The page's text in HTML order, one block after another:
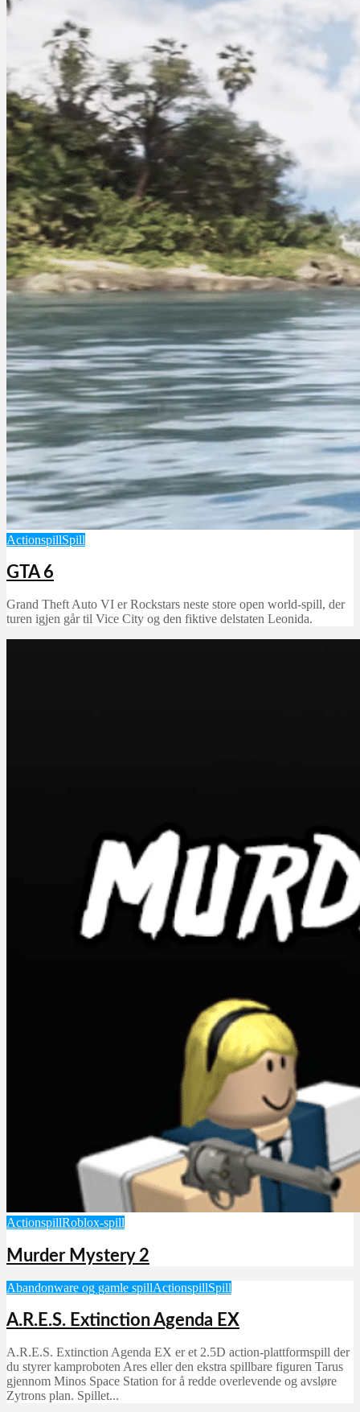
ActionspillSpill
GTA 6
Grand Theft Auto VI er Rockstars neste store open world-spill, der
turen igjen går til Vice City og den fiktive delstaten Leonida.
ActionspillRoblox-spill
Murder Mystery 2
Abandonware og gamle spillActionspillSpill
A.R.E.S. Extinction Agenda EX
A.R.E.S. Extinction Agenda EX er et 2.5D action-plattformspill der
du styrer kamproboten Ares eller den ekstra spillbare figuren Tarus
gjennom Minos Space Station for å redde overlevende og avsløre
Zytrons plan. Spillet...